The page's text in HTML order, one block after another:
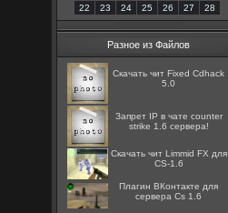
22
23 24 25 26 27 28
Разное из Файлов
Скачать чит Fixed Cdhack
5.0
Запрет IP в чате counter
strike 1.6 сервера!
Скачать чит Limmid FX для
CS-1.6
Плагин ВКонтакте для
сервера Cs 1.6